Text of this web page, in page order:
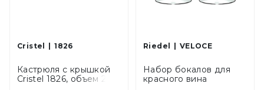
Cristel 1826
Кастрюля с крышкой
Cristel 1826, объем 2,6
Riedel VELOCE
Hабор бокалов для
красного вина